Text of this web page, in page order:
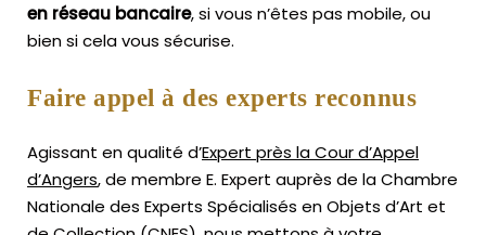
en réseau bancaire, si vous n’êtes pas mobile, ou
bien si cela vous sécurise.
Faire appel à des experts reconnus
Agissant en qualité d’Expert près la Cour d’Appel
d’Angers, de membre E. Expert auprès de laChambre
Nationale des Experts Spécialisés en Objets d’Art et